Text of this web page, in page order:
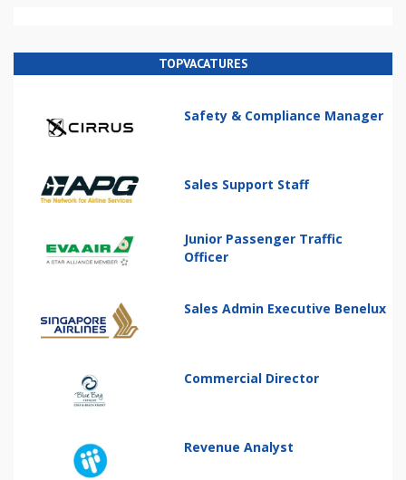
TOPVACATURES
Safety & Compliance Manager
Sales Support Staff
Junior Passenger Traffic
Officer
Sales Admin Executive Benelux
Commercial Director
Revenue Analyst